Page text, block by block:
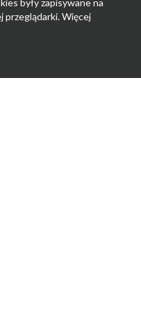
były zapisywane na
przeglądarki. Więcej